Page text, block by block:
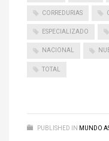
CORREDURIAS
ESPECIALIZADO
NACIONAL
TOTAL
PUBLISHED IN MUNDO